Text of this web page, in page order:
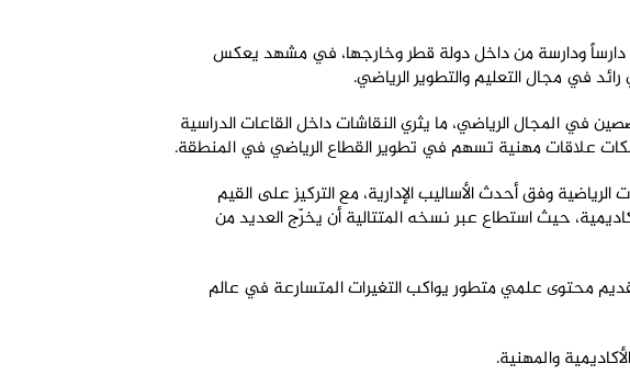
دارساً ودارسة من داخل دولة قطر وخارجها، في مشهد يعكس
رائد في مجال التعليم والتطوير الرياضي.
في المجال الرياضي، ما يثري النقاشات داخل القاعات الدراسية
علاقات مهنية تسهم في تطوير القطاع الرياضي في المنطقة.
وفق أحدث الأساليب الإدارية، مع التركيز على القيم
حيث استطاع عبر نسخه المتتالية أن يخرّج العديد من
محتوى علمي متطور يواكب التغيرات المتسارعة في عالم
والمهنية.